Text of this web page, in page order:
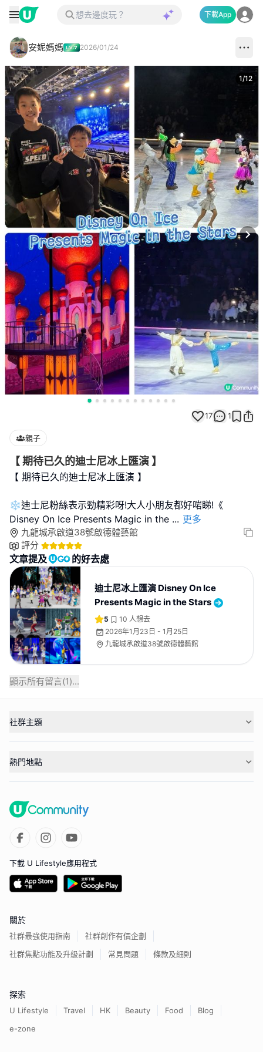
下載App
安妮媽媽 2026/01/24
1/12
17 1
親子
【 期待已久的迪士尼冰上匯演 】
【 期待已久的迪士尼冰上匯演 】
❄️迪士尼粉絲表示勁精彩呀!大人小朋友都好啱睇!《
Disney On Ice Presents Magic in the ... 更多
九龍城承啟道38號啟德體藝館
評分
文章提及 的好去處
迪士尼冰上匯演 Disney On Ice
Presents Magic in the Stars
5 10 人想去
2026年1月23日 - 1月25日
九龍城承啟道38號啟德體藝館
顯示所有留言(1)...
社群主題
熱門地點
下載 U Lifestyle應用程式
關於
社群最強使用指南
社群創作有價企劃
社群焦點功能及升級計劃
常見問題 條款及細則
探索
U Lifestyle Travel HK Beauty Food
Blog
e-zone